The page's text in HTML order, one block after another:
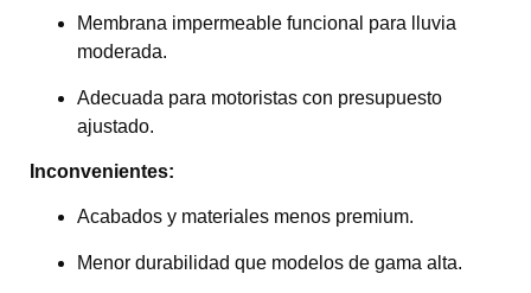
Membrana impermeable funcional para lluvia
moderada.
Adecuada para motoristas con presupuesto
ajustado.
Inconvenientes:
Acabados y materiales menos premium.
Menor durabilidad que modelos de gama alta.